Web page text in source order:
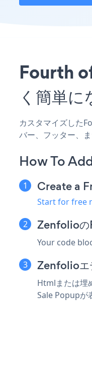
Fourth
く簡単
カスタマイズした
バー、フッター、
How To
Create a
Start for free
Zenfolioの
Your code
Zenfolioエ
Htmlまたは埋
Sale Popupが